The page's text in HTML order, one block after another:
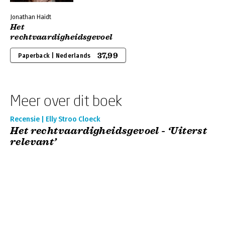
Jonathan Haidt
Het
rechtvaardigheidsgevoel
Paperback | Nederlands 37,99
Meer over dit boek
Recensie | Elly Stroo Cloeck
Het rechtvaardigheidsgevoel - ‘Uiterst
relevant’